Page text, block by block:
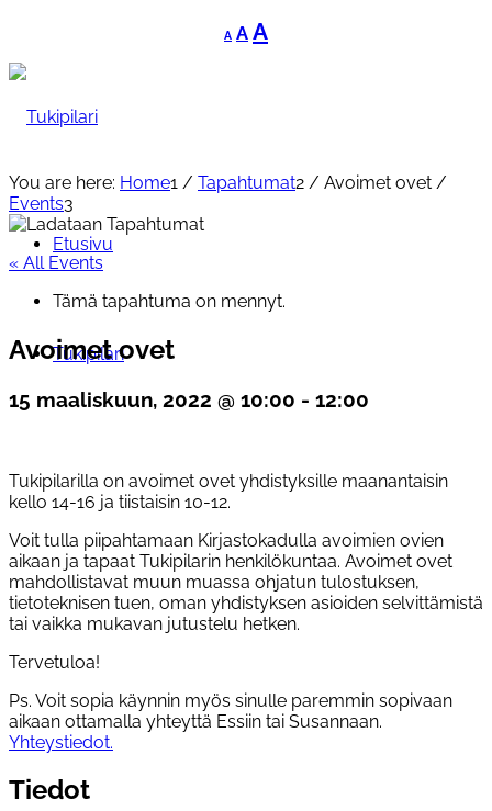
A
Decrease
font
A Reset
font
AIncrease
Etusivu
Tukipilari
You are here: Home1 / Tapahtumat2 / Avoimet ovet /
Events3
« All Events
Tämä tapahtuma on mennyt.
Avoimet ovet
15 maaliskuun, 2022 @ 10:00 - 12:00
Tukipilarilla on avoimet ovet yhdistyksille maanantaisin
kello 14-16 ja tiistaisin 10-12.
Voit tulla piipahtamaan Kirjastokadulla avoimien ovien
aikaan ja tapaat Tukipilarin henkilökuntaa. Avoimet ovet
mahdollistavat muun muassa ohjatun tulostuksen,
tietoteknisen tuen, oman yhdistyksen asioiden selvittämistä
tai vaikka mukavan jutustelu hetken.
Tervetuloa!
Ps. Voit sopia käynnin myös sinulle paremmin sopivaan
aikaan ottamalla yhteyttä Essiin tai Susannaan.
Yhteystiedot.
Tiedot